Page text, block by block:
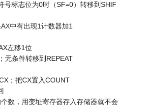
号标志位为0时（SF=0）转移到SHIF
中有出现1计数器加1
左移1位
无条件转移到REPEAT
；把CX置入COUNT
数，用变址寄存器存入存储器就不会